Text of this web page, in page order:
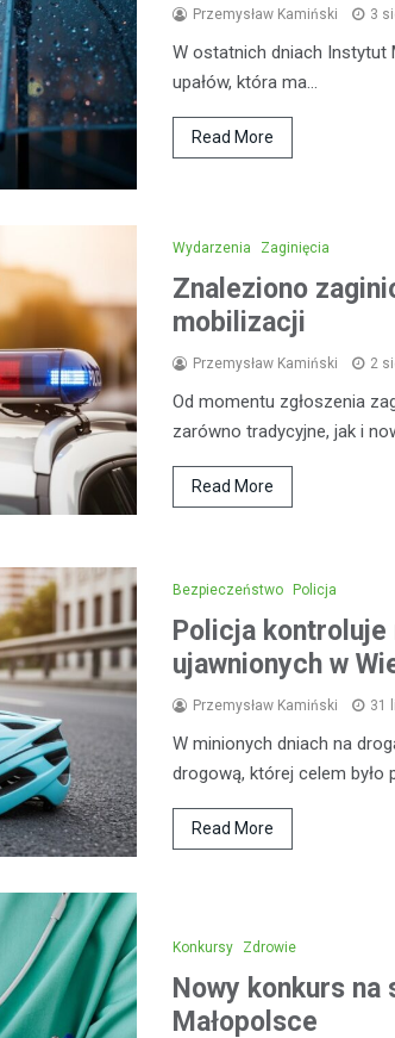
Przemysław Kamiński 3
W ostatnich dniach Instytut
upałów, która ma…
Read More
Wydarzenia Zaginięcia
Znaleziono
mobilizacji
Przemysław Kamiński 2
Od momentu zgłoszenia
zarówno tradycyjne, jak i
Read More
Bezpieczeństwo Policja
Policja
ujawnionych w
Przemysław Kamiński 31
W minionych dniach na
drogową, której celem było
Read More
Konkursy Zdrowie
Nowy konkurs
Małopolsce